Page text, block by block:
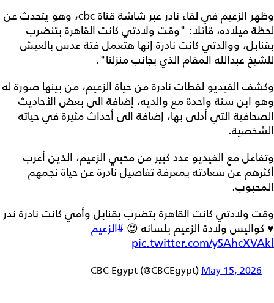
وظهر الزعيم في لقاء نادر عبر شاشة قناة cbc، وهو يتحدث عن
لحظة ميلاده، قائلاً: "وقت ولادتي كانت القاهرة بتنضرب
بقنابل، ووالدتي كانت نادرة إنها هتعمل فتة عدس بالعيش
للشيخ عبدالله المقام الذي بجانب منزلنا".
وكشف الفيديو لقطات نادرة من حياة الزعيم، من بينها صورة له
وهو ابن سنة واحدة مع والديه، إضافة الى بعض الأحاديث
الصحافية التي أدلى بها، إضافة الى أحداث مثيرة في حياته
الشخصية.
وتفاعل مع الفيديو عدد كبير من محبي الزعيم، الذين أعرب
أكثرهم عن سعادته بمعرفة تفاصيل نادرة عن حياة نجمهم
المحبوب.
وقت ولادتي كانت القاهرة بتضرب بقنابل وأمي كانت نادرة ندر
♥️ كواليس ولادة الزعيم بلسانه 😍 #الزعيم
pic.twitter.com/ySAhcXVAkl
— CBC Egypt (@CBCEgypt)
May 15, 2026